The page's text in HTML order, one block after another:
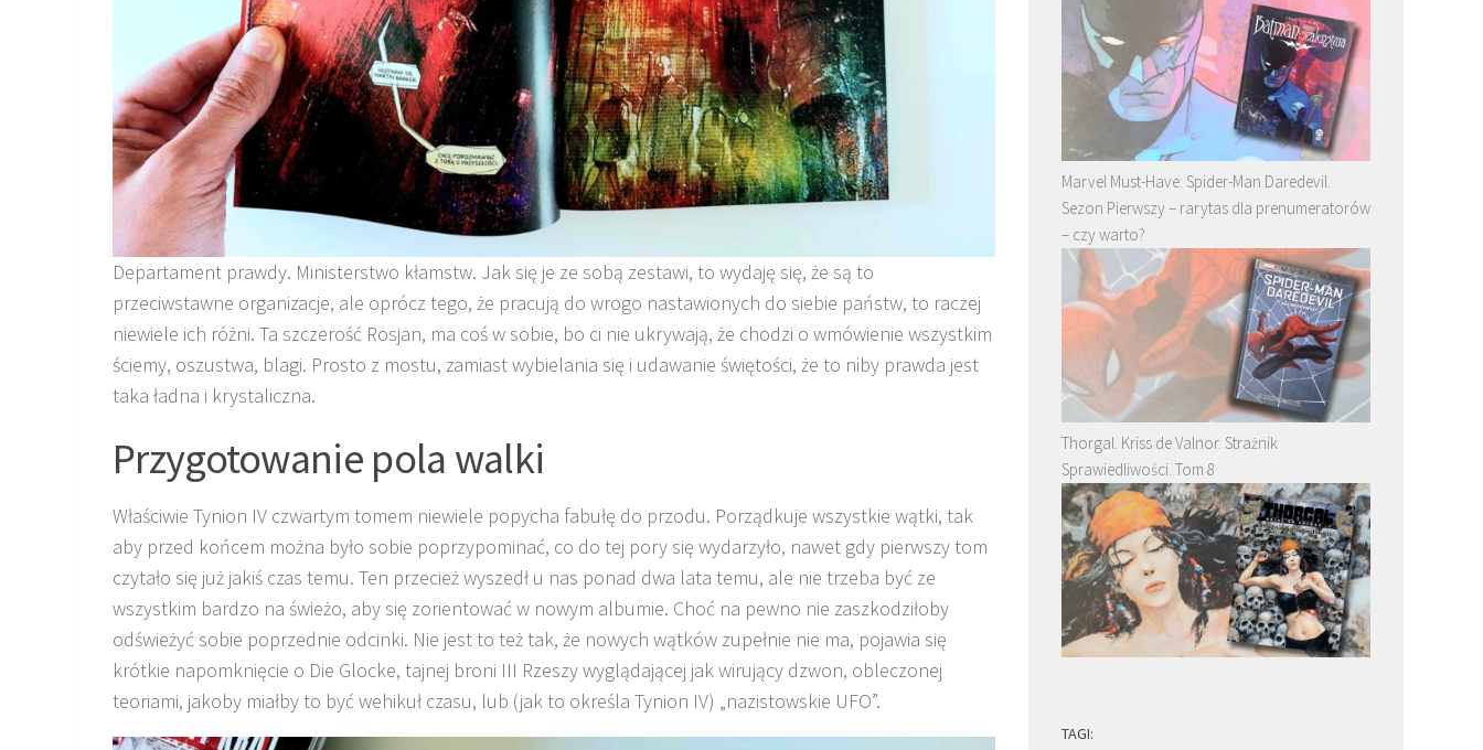
Departament prawdy. Ministerstwo kłamstw. Jak się je ze sobą zestawi, to wydaję się, że są to
przeciwstawne organizacje, ale oprócz tego, że pracują do wrogo nastawionych do siebie państw, to raczej
niewiele ich różni. Ta szczerość Rosjan, ma coś w sobie, bo ci nie ukrywają, że chodzi o wmówienie wszystkim
ściemy, oszustwa, blagi. Prosto z mostu, zamiast wybielania się i udawanie świętości, że to niby prawda jest
taka ładna i krystaliczna.
Przygotowanie pola walki
Właściwie Tynion IV czwartym tomem niewiele popycha fabułę do przodu. Porządkuje wszystkie wątki, tak
aby przed końcem można było sobie poprzypominać, co do tej pory się wydarzyło, nawet gdy pierwszy tom
czytało się już jakiś czas temu. Ten przecież wyszedł u nas ponad dwa lata temu, ale nie trzeba być ze
wszystkim bardzo na świeżo, aby się zorientować w nowym albumie. Choć na pewno nie zaszkodziłoby
odświeżyć sobie poprzednie odcinki. Nie jest to też tak, że nowych wątków zupełnie nie ma, pojawia się
krótkie napomknięcie o Die Glocke, tajnej broni III Rzeszy wyglądającej jak wirujący dzwon, obleczonej
teoriami, jakoby miałby to być wehikuł czasu, lub (jak to określa Tynion IV) „nazistowskie UFO”.
Marvel Must-Have: Spider-Man Daredevil.
Sezon Pierwszy – rarytas dla prenumeratorów
– czy warto?
Thorgal. Kriss de Valnor. Strażnik
Sprawiedliwości. Tom 8
TAGI: